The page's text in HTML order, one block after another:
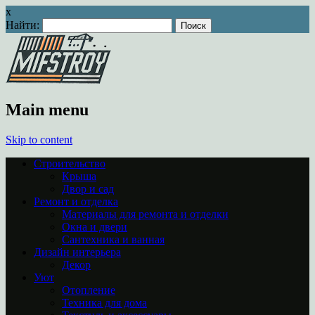
x
Найти:
Main menu
Skip to content
Строительство
Крыша
Двор и сад
Ремонт и отделка
Материалы для ремонта и отделки
Окна и двери
Сантехника и ванная
Дизайн интерьера
Декор
Уют
Отопление
Техника для дома